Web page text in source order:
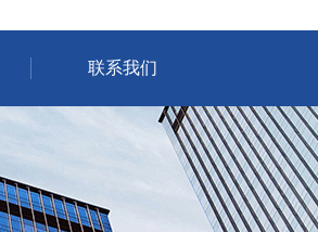
联系我们